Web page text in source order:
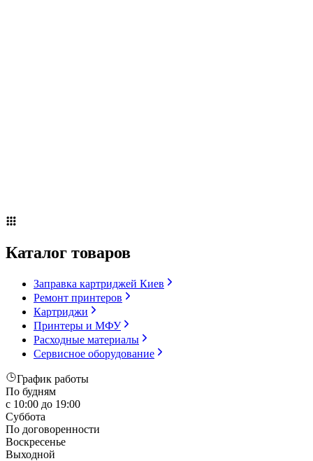
Каталог товаров
Заправка картриджей Киев
Ремонт принтеров
Картриджи
Принтеры и МФУ
Расходные материалы
Сервисное оборудование
График работы
По будням
с 10:00 до 19:00
Суббота
По договоренности
Воскресенье
Выходной